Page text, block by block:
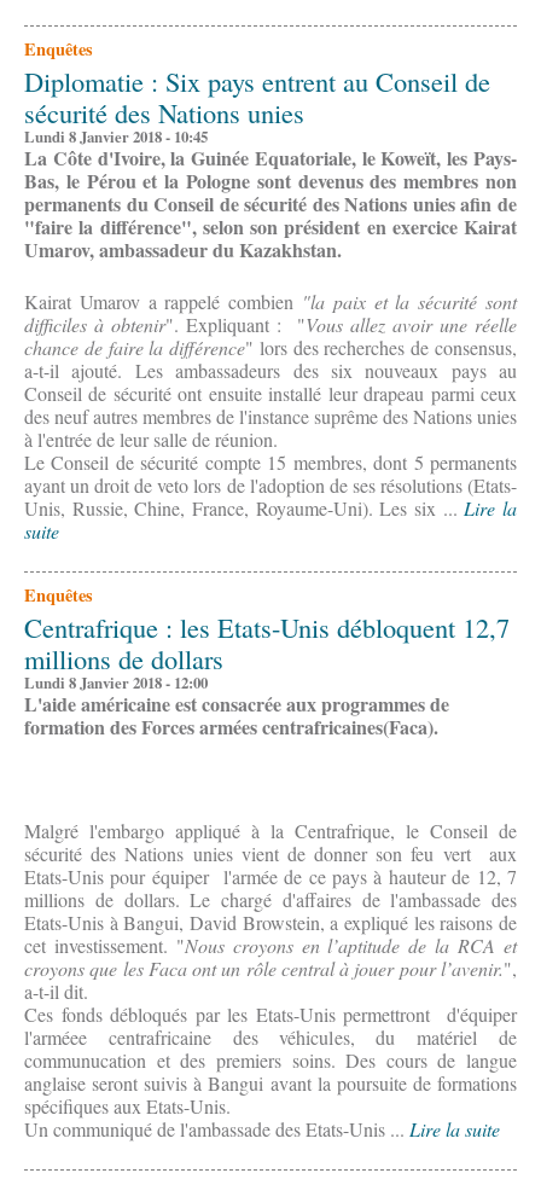
Enquêtes
Diplomatie : Six pays entrent au Conseil de
sécurité des Nations unies
Lundi 8 Janvier 2018 - 10:45
La Côte d'Ivoire, la Guinée Equatoriale, le Koweït, les Pays-
Bas, le Pérou et la Pologne sont devenus des membres non
permanents du Conseil de sécurité des Nations unies afin de
"faire la différence", selon son président en exercice Kairat
Umarov, ambassadeur du Kazakhstan.
Kairat Umarov a rappelé combien "la paix et la sécurité sont
difficiles à obtenir". Expliquant : "Vous allez avoir une réelle
chance de faire la différence" lors des recherches de consensus,
a-t-il ajouté. Les ambassadeurs des six nouveaux pays au
Conseil de sécurité ont ensuite installé leur drapeau parmi ceux
des neuf autres membres de l'instance suprême des Nations unies
à l'entrée de leur salle de réunion.
Le Conseil de sécurité compte 15 membres, dont 5 permanents
ayant un droit de veto lors de l'adoption de ses résolutions (Etats-
Unis, Russie, Chine, France, Royaume-Uni). Les six ... Lire la
suite
Enquêtes
Centrafrique : les Etats-Unis débloquent 12,7
millions de dollars
Lundi 8 Janvier 2018 - 12:00
L'aide américaine est consacrée aux programmes de
formation des Forces armées centrafricaines(Faca).
Malgré l'embargo appliqué à la Centrafrique, le Conseil de
sécurité des Nations unies vient de donner son feu vert aux
Etats-Unis pour équiper l'armée de ce pays à hauteur de 12, 7
millions de dollars. Le chargé d'affaires de l'ambassade des
Etats-Unis à Bangui, David Browstein, a expliqué les raisons de
cet investissement. "Nous croyons en l’aptitude de la RCA et
croyons que les Faca ont un rôle central à jouer pour l’avenir.",
a-t-il dit.
Ces fonds débloqués par les Etats-Unis permettront d'équiper
l'arméee centrafricaine des véhicules, du matériel de
communucation et des premiers soins. Des cours de langue
anglaise seront suivis à Bangui avant la poursuite de formations
spécifiques aux Etats-Unis.
Un communiqué de l'ambassade des Etats-Unis ... Lire la suite